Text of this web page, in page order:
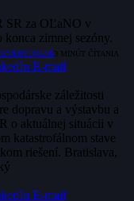
SR za OĽaNO v
zimnej sezóny.
3 MINÚT ČÍTANIA
E-mail
záležitosti
dopravu a výstavbu a
o aktuálnej situácii v
katastrofálnom stave
riešení. Bratislava,
E-mail